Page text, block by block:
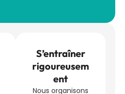
S’entraîner
rigoureusem
ent
Nous organisons